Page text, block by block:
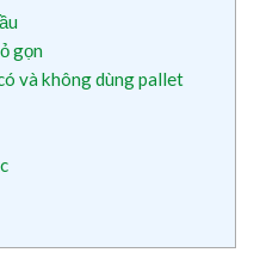
gọn
và không dùng pallet